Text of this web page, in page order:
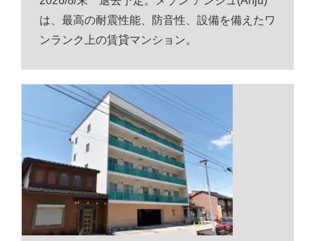
は、最高の耐震性能、防音性、設備を備えたワ
ンランク上の賃貸マンション。